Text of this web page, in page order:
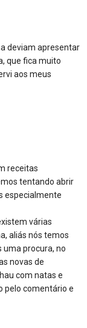
deviam apresentar
que fica muito
aos meus
receitas
tentando abrir
especialmente
várias
aliás nós temos
uma procura, no
novas de
com natas e
pelo comentário e